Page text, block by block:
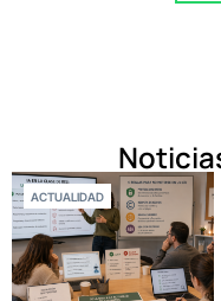
ACTUALIDAD